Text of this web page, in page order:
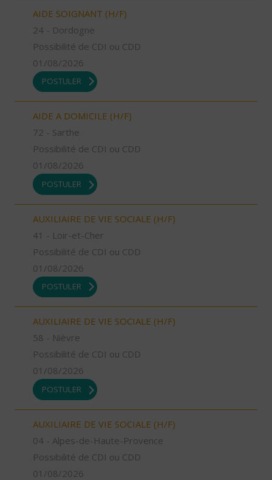
AIDE SOIGNANT (H/F)
24 - Dordogne
Possibilité de CDI ou CDD
01/08/2026
POSTULER
AIDE A DOMICILE (H/F)
72 - Sarthe
Possibilité de CDI ou CDD
01/08/2026
POSTULER
AUXILIAIRE DE VIE SOCIALE (H/F)
41 - Loir-et-Cher
Possibilité de CDI ou CDD
01/08/2026
POSTULER
AUXILIAIRE DE VIE SOCIALE (H/F)
58 - Nièvre
Possibilité de CDI ou CDD
01/08/2026
POSTULER
AUXILIAIRE DE VIE SOCIALE (H/F)
04 - Alpes-de-Haute-Provence
Possibilité de CDI ou CDD
01/08/2026